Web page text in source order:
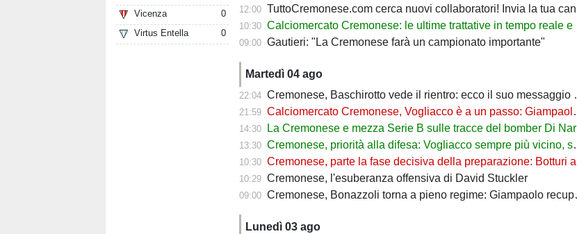
Vicenza
0
Virtus Entella
0
12:00 TuttoCremonese.com cerca nuovi collaboratori! Invia la tua candidatura!
10:30 Calciomercato Cremonese: le ultime trattative in tempo reale e tutti gli obiettivi di Botturi
09:00 Gautieri: "La Cremonese farà un campionato importante"
Martedì 04 ago
22:04 Cremonese, Baschirotto vede il rientro: ecco il suo messaggio social
21:59 Calciomercato Cremonese, Vogliacco è a un passo: Giampaolo aspetta il rinforzo per la fascia destra
14:30 La Cremonese e mezza Serie B sulle tracce del bomber Di Nardo
13:30 Cremonese, priorità alla difesa: Vogliacco sempre più vicino, spunta il nome di Giorgini
10:30 Cremonese, parte la fase decisiva della preparazione: Botturi accelera sul mercato, ma senza fretta
10:29 Cremonese, l'esuberanza offensiva di David Stuckler
09:00 Cremonese, Bonazzoli torna a pieno regime: Giampaolo recupera il suo bomber, resta l'emergenza in infermeria
Lunedì 03 ago